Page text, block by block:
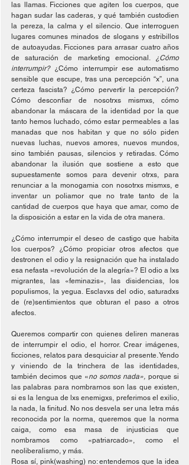
las llamas. Ficciones que agiten los cuerpos, que
hagan sudar las caderas, y qué también custodien
la pereza, la calma y el silencio. Que interroguen
lugares comunes minados de slogans y estribillos
de autoayudas. Ficciones para arrasar cuatro años
de saturación de marketing emocional. ¿Cómo
interrumpir? ¿Cómo interrumpir ese automatismo
sensible que escupe, tras una percepción “x”, una
certeza fascista? ¿Cómo pervertir la percepción?
Cómo desconfiar de nosotrxs mismxs, cómo
abandonar la máscara de la identidad por la que
tanto hemos luchado, cómo estar permeables a las
manadas que nos habitan y que no sólo piden
nuevas luchas, nuevos amores, nuevos mundos,
sino también pausas, silencios y retiradas. Cómo
abandonar la ilusión que sostiene a esto que
supuestamente somos para devenir otrxs, para
renunciar a la monogamia con nosotrxs mismxs, e
inventar un poliamor que no trate tanto de la
cantidad de cuerpos que haya que amar, como de
la disposición a estar en la vida de otra manera.
¿Cómo interrumpir el deseo de castigo que habita
los cuerpos? ¿Cómo propiciar otros afectos que
destronen el odio y la resignación que ha instalado
esa nefasta «revolución de la alegría»? El odio a lxs
migrantes, las «feminazis», las disidencias, los
populismos, la yegua. Esclavxs del odio, saturadxs
de (re)sentimientos que obturan el paso a otros
afectos.
Queremos compartir con quienes deliren maneras
de interrumpir el odio, el horror. Crear imágenes,
ficciones, relatos para desquiciar al presente. Yendo
y viniendo de la trinchera de las identidades,
también decimos que «no somos nada», porque si
las palabras para nombrarnos son las que existen,
si es la lengua de lxs enemigxs, preferimos el exilio,
la nada, la finitud. No nos desvela ser una letra más
reconocida por la norma, queremos que la norma
caiga, como esa masa de injusticias que
nombramos como «patriarcado», como el
neoliberalismo, y más.
Rosa sí, pink(washing) no: entendemos que la idea